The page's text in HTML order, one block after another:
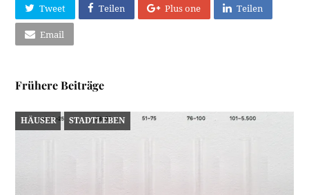
Tweet Teilen Plus one Teilen
Email
Frühere Beiträge
HÄUSER STADTLEBEN